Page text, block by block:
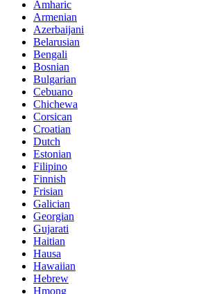
Amharic
Armenian
Azerbaijani
Belarusian
Bengali
Bosnian
Bulgarian
Cebuano
Chichewa
Corsican
Croatian
Dutch
Estonian
Filipino
Finnish
Frisian
Galician
Georgian
Gujarati
Haitian
Hausa
Hawaiian
Hebrew
Hmong